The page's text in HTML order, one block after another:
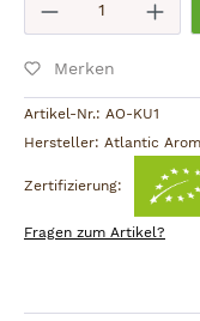
Merken
Artikel-Nr.: AO-KU1
Hersteller: Atlantic
Zertifizierung:
Fragen zum Artikel?